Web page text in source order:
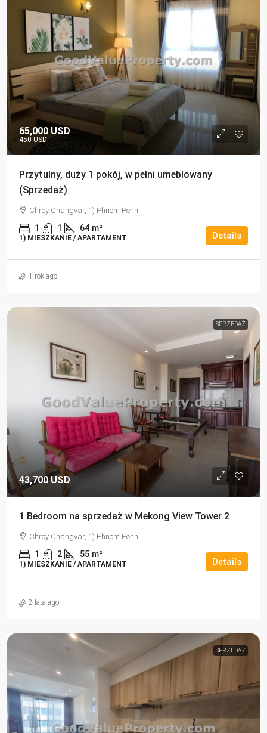
65,000 USD
450 USD
Przytulny, duży 1 pokój, w pełni umeblowany
(Sprzedaż)
Chroy Changvar, 1) Phnom Penh
1 1 64 m²
1) MIESZKANIE / APARTAMENT Details
1 rok ago
SPRZEDAŻ
43,700 USD
1 Bedroom na sprzedaż w Mekong View Tower 2
Chroy Changvar, 1) Phnom Penh
1 2 55 m²
1) MIESZKANIE / APARTAMENT Details
2 lata ago
SPRZEDAŻ